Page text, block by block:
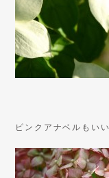
ピンクアナベルもい